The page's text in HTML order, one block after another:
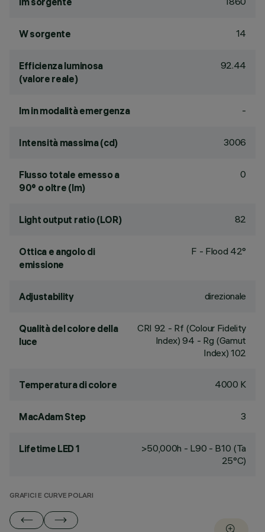
W sorgente 14
Efficienza luminosa
(valore reale)
92.44
lm in modalità emergenza -
Intensità massima (cd) 3006
Flusso totale emesso a
90° o oltre (lm)
0
Light output ratio (LOR) 82
Ottica e angolo di
emissione
F - Flood 42°
Adjustability direzionale
Qualità del colore della
luce
CRI 92 - Rf (Colour Fidelity
Index) 94 - Rg (Gamut
Index) 102
Temperatura di colore 4000 K
MacAdam Step 3
Lifetime LED 1
>50,000h - L90 - B10 (Ta
25°C)
GRAFICI E CURVE POLARI